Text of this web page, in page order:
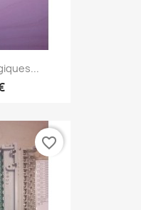
favorite_border